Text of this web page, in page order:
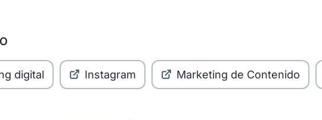
digital Instagram Marketing de Contenido